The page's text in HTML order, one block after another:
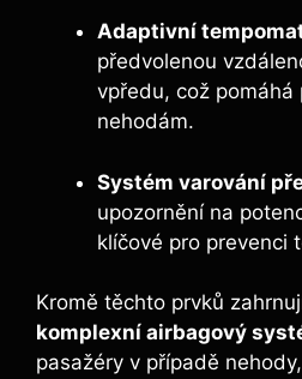
Adaptivní
předvolenou
vpředu, což pomáhá
nehodám.
Systém varování
upozornění na
klíčové pro prevenci
Kromě těchto prvků
komplexní airbagový
pasažéry v případě